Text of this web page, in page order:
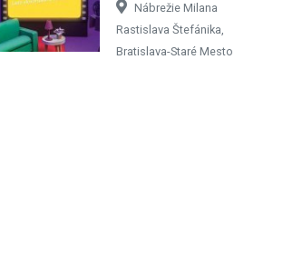
Nábrežie Milana
Rastislava Štefánika,
Bratislava-Staré Mesto